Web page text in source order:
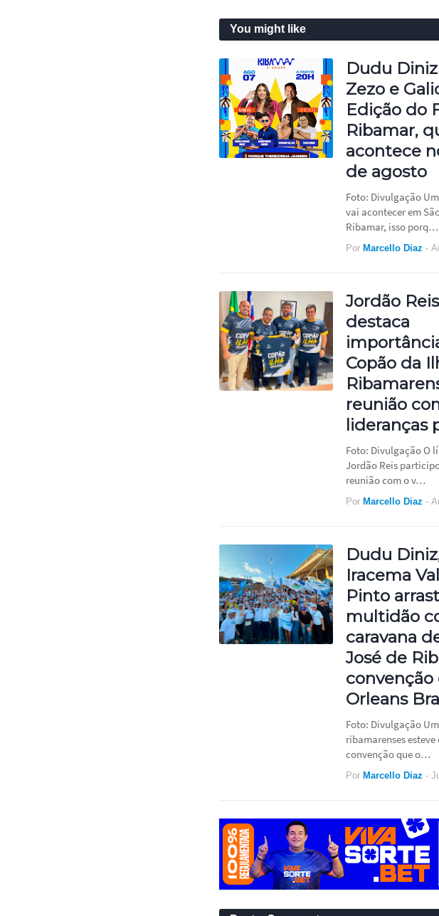
You might like
Dudu
Zezo e
Edição do
Ribamar,
acontece
de agosto
Foto: Divulgação
vai acontecer em
Ribamar, isso porq…
Por Marcello Diaz -
Jordão Reis
destaca
Copão da
reunião
lideranças
Foto: Divulgação O
Jordão Reis
reunião com o v…
Por Marcello Diaz -
Dudu
Iracema
Pinto
multidão
caravana
José de
convenção
Orleans
Foto: Divulgação
ribamarenses esteve
convenção que o…
Por Marcello Diaz -